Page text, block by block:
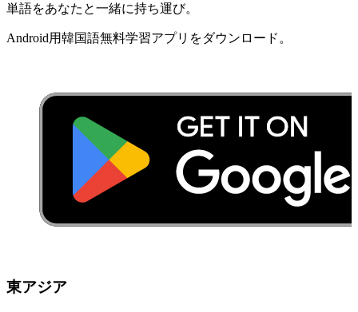
単語を​あなたと​一緒に​持ち運び。
Android用​韓国語​無料​学習​アプリを​ダウンロード​。
東アジア